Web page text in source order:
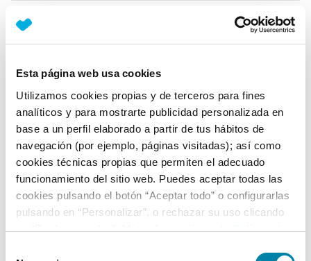
Esta página web usa cookies
Utilizamos cookies propias y de terceros para fines
analíticos y para mostrarte publicidad personalizada en
base a un perfil elaborado a partir de tus hábitos de
navegación (por ejemplo, páginas visitadas); así como
cookies técnicas propias que permiten el adecuado
funcionamiento del sitio web. Puedes aceptar todas las
cookies pulsando el botón “Aceptar todo” o configurarlas
pulsando en “Personalizar”, o rechazar su uso clicando
en “Rechazar todas”. Más información en laPolítica de
Sensores de aparcamiento delanteros y traseros
Tapicería de cuero
+ Ver todos
Ficha técnica